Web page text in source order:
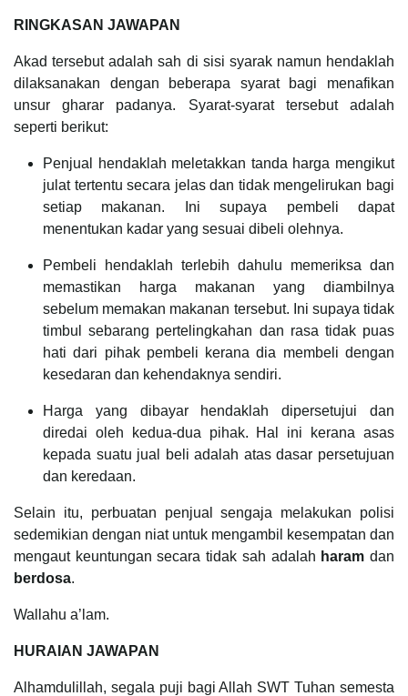
RINGKASAN JAWAPAN
Akad tersebut adalah sah di sisi syarak namun hendaklah
dilaksanakan dengan beberapa syarat bagi menafikan
unsur gharar padanya. Syarat-syarat tersebut adalah
seperti berikut:
Penjual hendaklah meletakkan tanda harga mengikut
julat tertentu secara jelas dan tidak mengelirukan bagi
setiap makanan. Ini supaya pembeli dapat
menentukan kadar yang sesuai dibeli olehnya.
Pembeli hendaklah terlebih dahulu memeriksa dan
memastikan harga makanan yang diambilnya
sebelum memakan makanan tersebut. Ini supaya tidak
timbul sebarang pertelingkahan dan rasa tidak puas
hati dari pihak pembeli kerana dia membeli dengan
kesedaran dan kehendaknya sendiri.
Harga yang dibayar hendaklah dipersetujui dan
diredai oleh kedua-dua pihak. Hal ini kerana asas
kepada suatu jual beli adalah atas dasar persetujuan
dan keredaan.
Selain itu, perbuatan penjual sengaja melakukan polisi
sedemikian dengan niat untuk mengambil kesempatan dan
mengaut keuntungan secara tidak sah adalah haram dan
berdosa.
Wallahu a’lam.
HURAIAN JAWAPAN
Alhamdulillah, segala puji bagi Allah SWT Tuhan semesta